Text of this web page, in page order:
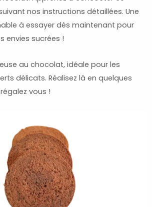
nos instructions détaillées. Une
à essayer dès maintenant pour
envies sucrées !
au chocolat, idéale pour les
délicats. Réalisez là en quelques
vous !